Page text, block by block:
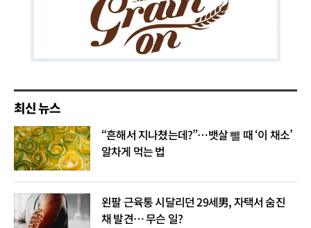
최신 뉴스
“흔해서 지나쳤는데?”…뱃살 뺄 때 ‘이 채소’
알차게 먹는 법
왼팔 근육통 시달리던 29세男, 자택서 숨진
채 발견… 무슨 일?